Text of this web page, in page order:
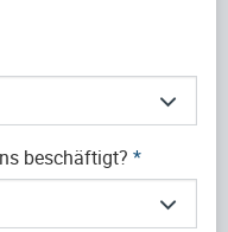
beschäftigt? *